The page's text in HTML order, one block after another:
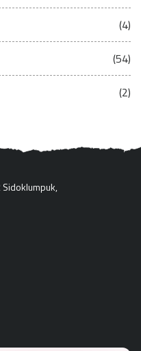
(4)
(54)
(2)
Sidoklumpuk,